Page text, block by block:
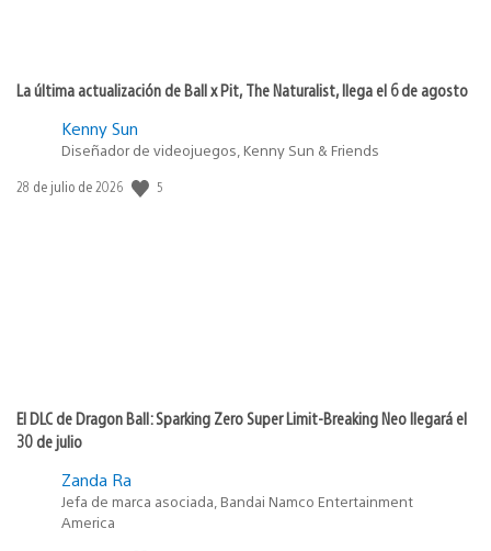
La última actualización de Ball x Pit, The Naturalist, llega el 6 de agosto
Kenny Sun
Diseñador de videojuegos, Kenny Sun & Friends
Fecha
28 de julio de 2026 5
El DLC de Dragon Ball: Sparking Zero Super Limit-Breaking Neo llegará el
30 de julio
Zanda Ra
Jefa de marca asociada, Bandai Namco Entertainment
America